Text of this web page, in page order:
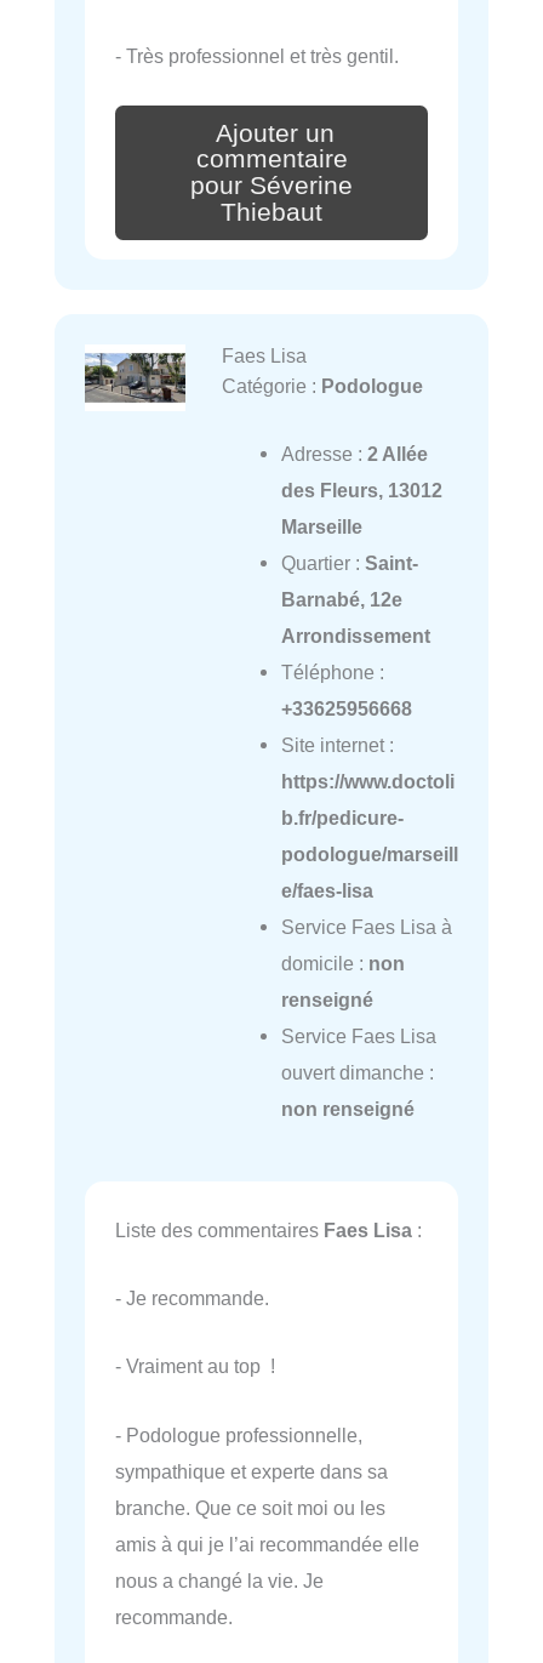
- Très professionnel et très gentil.
Ajouter un
commentaire
pour Séverine
Thiebaut
Faes Lisa
Catégorie : Podologue
Adresse : 2 Allée
des Fleurs, 13012
Marseille
Quartier : Saint-
Barnabé, 12e
Arrondissement
Téléphone :
+33625956668
Site internet :
https://www.doctoli
b.fr/pedicure-
podologue/marseill
e/faes-lisa
Service Faes Lisa à
domicile : non
renseigné
Service Faes Lisa
ouvert dimanche :
non renseigné
Liste des commentaires Faes Lisa :
- Je recommande.
- Vraiment au top !
- Podologue professionnelle,
sympathique et experte dans sa
branche. Que ce soit moi ou les
amis à qui je l’ai recommandée elle
nous a changé la vie. Je
recommande.